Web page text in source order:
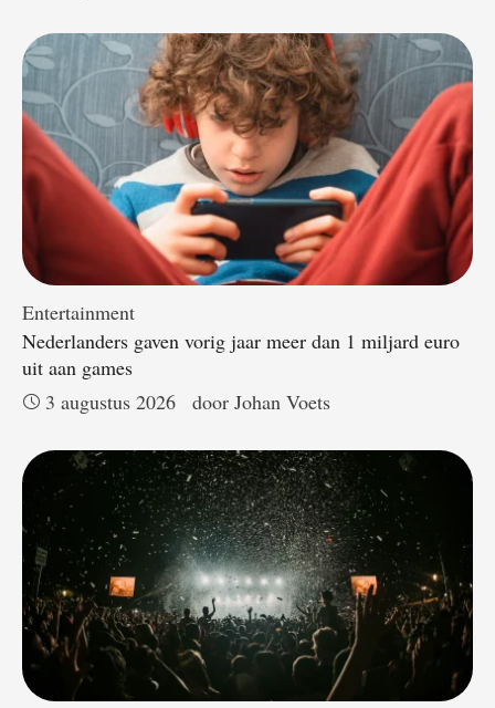
Entertainment
Nederlanders gaven vorig jaar meer dan 1 miljard euro
uit aan games
3 augustus 2026
door Johan Voets